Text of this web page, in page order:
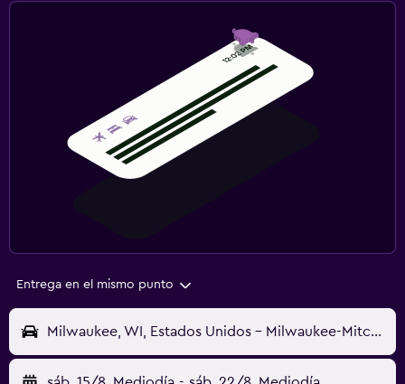
Entrega en el mismo punto
Milwaukee, WI, Estados Unidos - Milwaukee-Mitchell (MKE)